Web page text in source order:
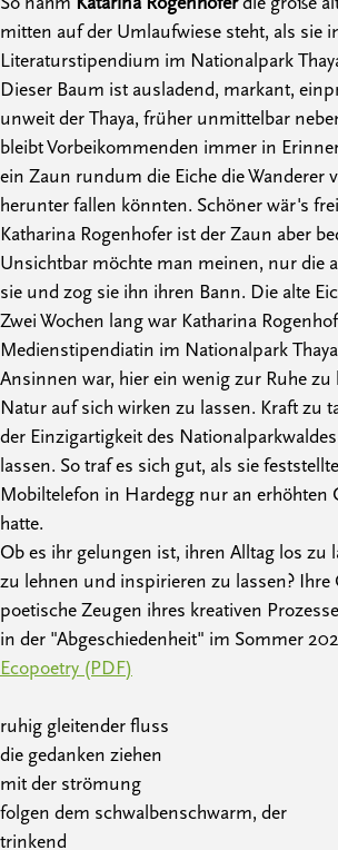
mitten auf der Umlaufwiese steht, als sie
Literaturstipendium im Nationalpark
Dieser Baum ist ausladend, markant,
unweit der Thaya, früher unmittelbar
bleibt Vorbeikommenden immer in
ein Zaun rundum die Eiche die Wanderer
herunter fallen könnten. Schöner wär's
Katharina Rogenhofer ist der Zaun aber
Unsichtbar möchte man meinen, nur die
sie und zog sie ihn ihren Bann. Die alte
Zwei Wochen lang war Katharina
Medienstipendiatin im Nationalpark
Ansinnen war, hier ein wenig zur Ruhe
Natur auf sich wirken zu lassen. Kraft zu
der Einzigartigkeit des
lassen. So traf es sich gut, als sie
Mobiltelefon in Hardegg nur an erhöhten
hatte.
Ob es ihr gelungen ist, ihren Alltag los zu
zu lehnen und inspirieren zu lassen? Ihre
poetische Zeugen ihres kreativen
in der "Abgeschiedenheit" im Sommer
Ecopoetry (PDF)
ruhig gleitender fluss
die gedanken ziehen
mit der strömung
folgen dem schwalbenschwarm, der
trinkend